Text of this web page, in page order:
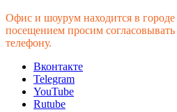
Офис и шоурум находится в
посещением просим
телефону.
Вконтакте
Telegram
YouTube
Rutube